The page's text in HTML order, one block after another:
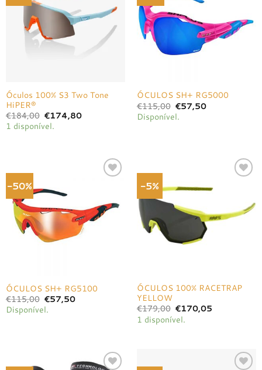
desejos
Óculos 100% S3 Two Tone
HiPER®
€184,00 O
preço
original
€174,80O
1 disponível.
ÓCULOS SH+ RG5000
€115,00 O
preço
original
€57,50O
Disponível.
-50%
desejos
ÓCULOS SH+ RG5100
€115,00 O
preço
original
€57,50O
Disponível.
-5%
ÓCULOS 100% RACETRAP
YELLOW
€179,00 O
preço
original
€170,05O
1 disponível.